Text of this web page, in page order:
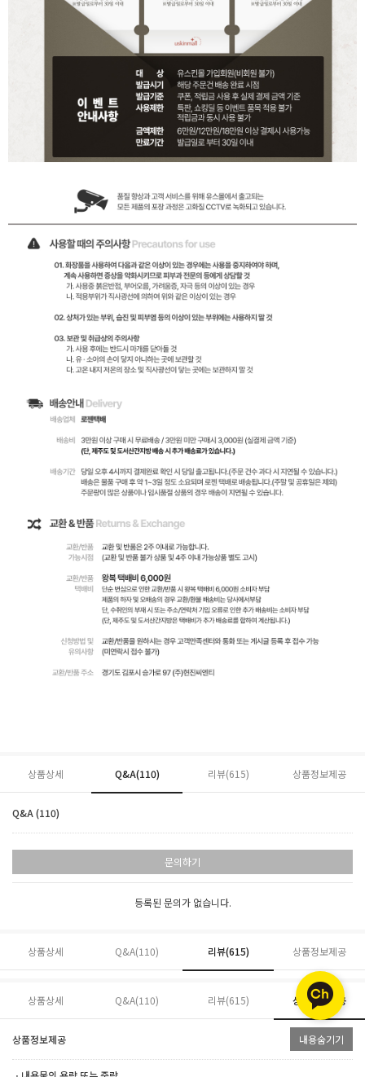
상품상세 Q&A(110) 리뷰(615) 상품정보제공
Q&A (110)
문의하기
등록된 문의가 없습니다.
상품상세 Q&A(110) 리뷰(615) 상품정보제공
상품상세 Q&A(110) 리뷰(615) 상품정보제공
상품정보제공 내용숨기기